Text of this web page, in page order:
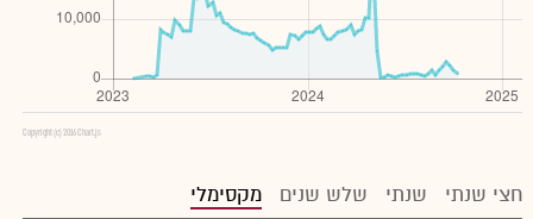
Copyright (c) 2016 Chart.js
חצי שנתי שנתי שלש שנים מקסימלי